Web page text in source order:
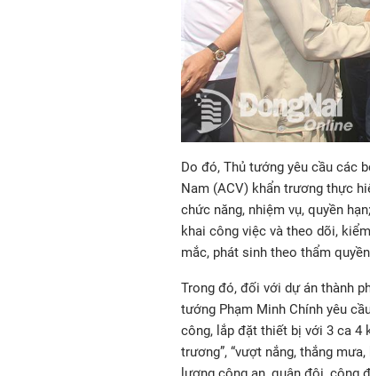
Do đó, Thủ tướng yêu cầu các
Nam (ACV) khẩn trương thực
chức năng, nhiệm vụ, quyền
khai công việc và theo dõi,
mắc, phát sinh theo thẩm
Trong đó, đối với dự án thành
tướng Phạm Minh Chính yêu
công, lắp đặt thiết bị với 3 ca 4
trương”, “vượt nắng, thắng